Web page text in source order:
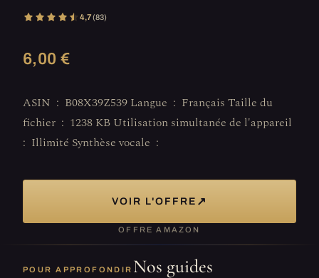
4,7(83)
6,00 €
ASIN ‏ : ‎ B08X39Z539 Langue ‏ : ‎ Français Taille du
fichier ‏ : ‎ 1238 KB Utilisation simultanée de l'appareil ‏
: ‎ Illimité Synthèse vocale ‏ : ‎
VOIR L'OFFRE ↗
OFFRE AMAZON
POUR APPROFONDIR Nos guides